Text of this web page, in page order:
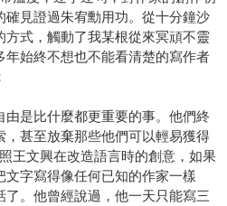
見證過朱宥勳用功。從十分鐘沙
式，觸動了我某根從來冥頑不靈
年始終不想也不能看清楚的寫作者
是比什麼都更重要的事。他們終
甚至放棄那些他們可以輕易獲得
王文興在改造語言時的創意，如果
字寫得像任何已知的作家一樣
。他曾經說過，他一天只能寫三